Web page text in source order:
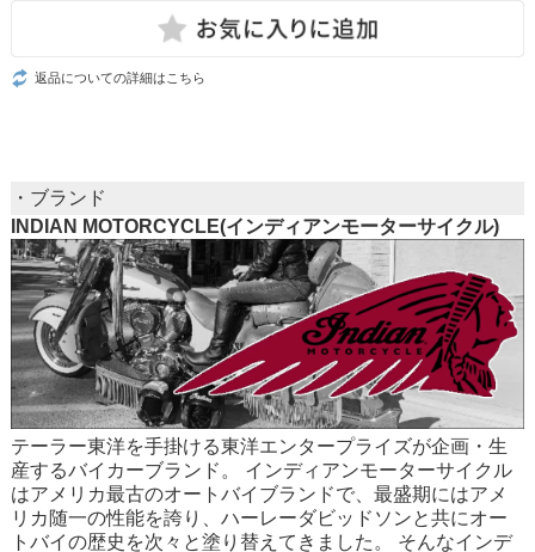
返品についての詳細はこちら
・ブランド
INDIAN MOTORCYCLE(インディアンモーターサイクル)
テーラー東洋を手掛ける東洋エンタープライズが企画・生
産するバイカーブランド。 インディアンモーターサイクル
はアメリカ最古のオートバイブランドで、最盛期にはアメ
リカ随一の性能を誇り、ハーレーダビッドソンと共にオー
トバイの歴史を次々と塗り替えてきました。 そんなインデ